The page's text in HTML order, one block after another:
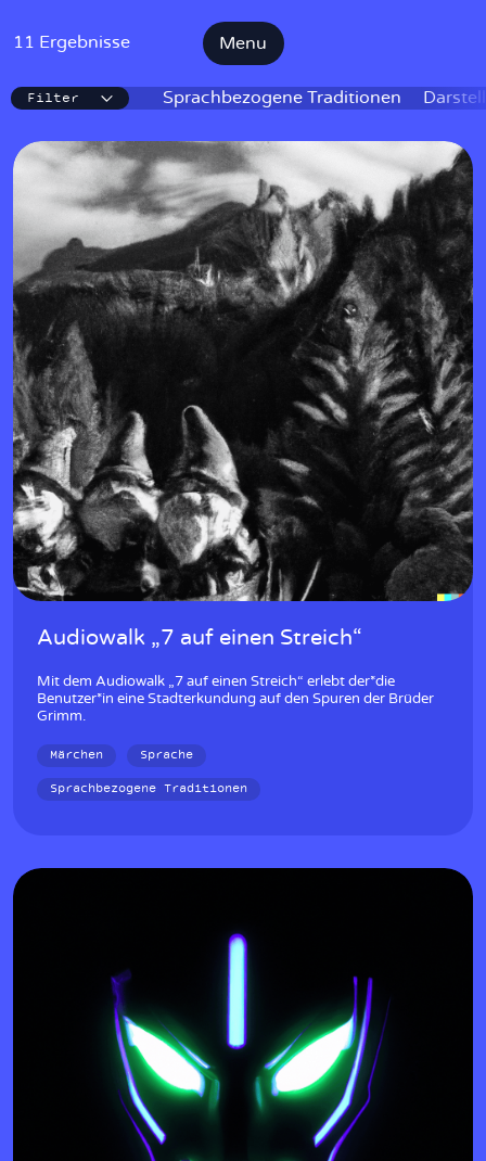
Menu
Filter Sprachbezogene Traditionen
IKE
11 Ergebnisse
Audiowalk „7 auf einen Streich“
Mit dem Audiowalk „7 auf einen Streich“ erlebt der*die
Benutzer*in eine Stadterkundung auf den Spuren der Brüder
Grimm.
Märchen
Sprache
Sprachbezogene Traditionen